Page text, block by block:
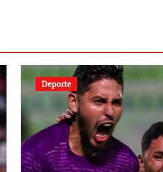
Deporte